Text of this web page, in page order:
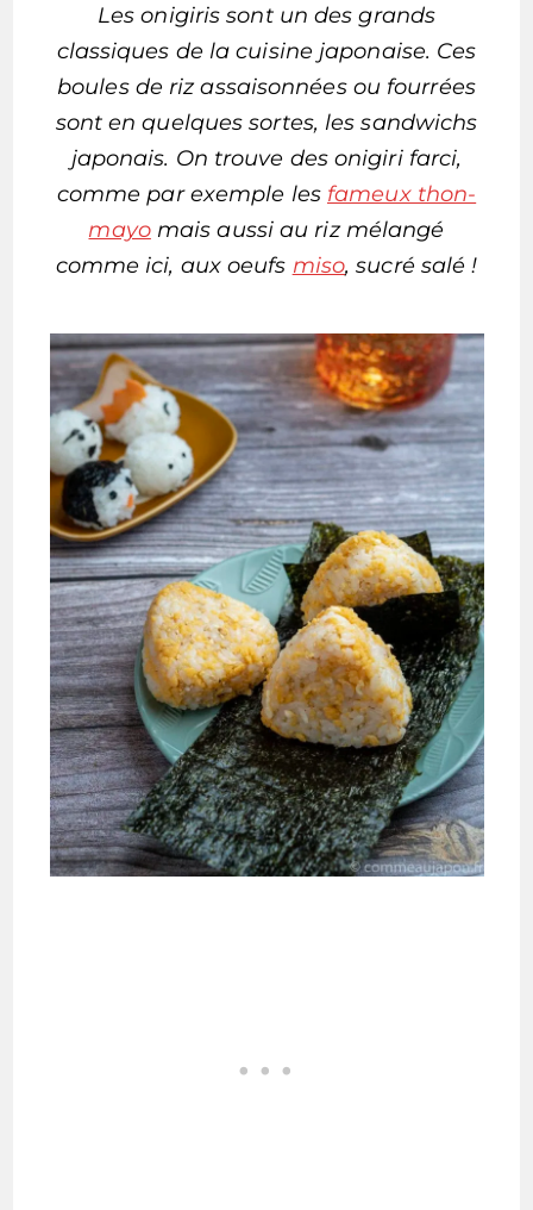
Les onigiris sont un des grands
classiques de la cuisine japonaise. Ces
boules de riz assaisonnées ou fourrées
sont en quelques sortes, les sandwichs
japonais. On trouve des onigiri farci,
comme par exemple les fameux thon-
mayomais aussi au riz mélangé
comme ici, aux oeufs miso, sucré salé !